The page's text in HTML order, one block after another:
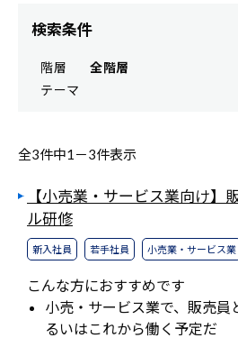
検索条件
階層
全階層
テーマ
全3件中1－3件表示
【小売業・サービス業向け】
ル研修
新入社員 若手社員 小売業・サービス業
こんな方におすすめです
小売・サービス業で、販売員
るいはこれから働く予定だ